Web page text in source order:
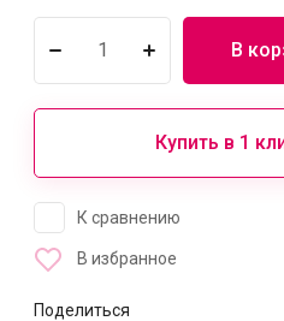
В
Купить в 1
К сравнению
В избранное
Поделиться